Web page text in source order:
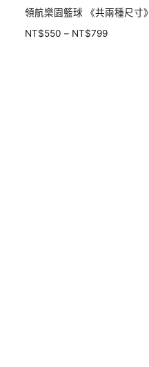
領航樂園籃球 《共兩種尺寸》
NT$550 – NT$799